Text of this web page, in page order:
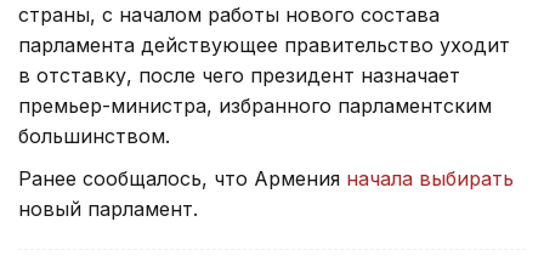
страны, с началом работы нового состава
парламента действующее правительство уходит
в отставку, после чего президент назначает
премьер-министра, избранного парламентским
большинством.
Ранее сообщалось, что Армения начала выбирать
новый парламент.